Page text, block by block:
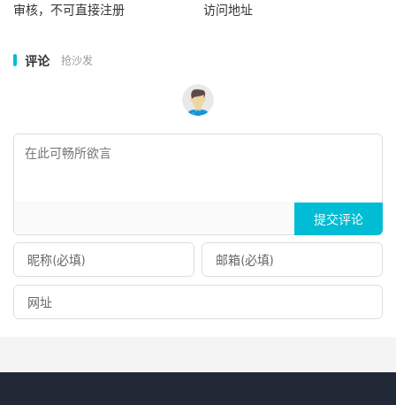
审核，不可直接注册
访问地址
评论 抢沙发
提交评论